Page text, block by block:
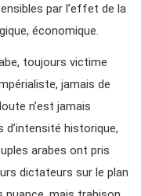
par l’effet de la
économique.
toujours victime
jamais de
n’est jamais
historique,
arabes ont pris
dictateurs sur le plan